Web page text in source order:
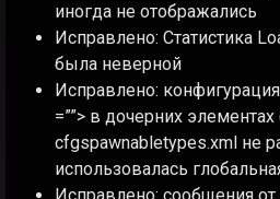
иногда не отображались
Исправлено: Статистика
была неверной
Исправлено:
=””> в дочерних
cfgspawnabletypes.xml не
использовалась